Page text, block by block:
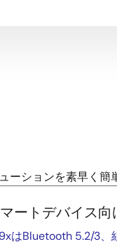
ションを素早く簡
ートデバイス
はBluetooth 5.2/3、